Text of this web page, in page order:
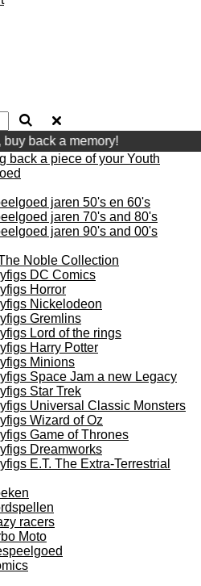
buy back a memory!
back a piece of your Youth
jaren 50's en 60's
jaren 70's and 80's
jaren 90's and 00's
Noble Collection
DC Comics
Horror
Nickelodeon
Gremlins
Lord of the rings
Harry Potter
Minions
Space Jam a new Legacy
Star Trek
Universal Classic Monsters
Wizard of Oz
Game of Thrones
Dreamworks
E.T. The Extra-Terrestrial
racers
Moto